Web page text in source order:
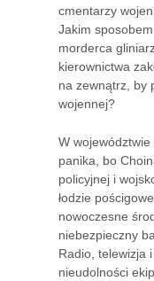
cmentarzy
Jakim
morderca
kierownictwa
na zewnątrz, by
wojennej?
W
panika, bo
policyjnej i
łodzie
nowoczesne
niebezpieczny
Radio, telewizja
nieudolności